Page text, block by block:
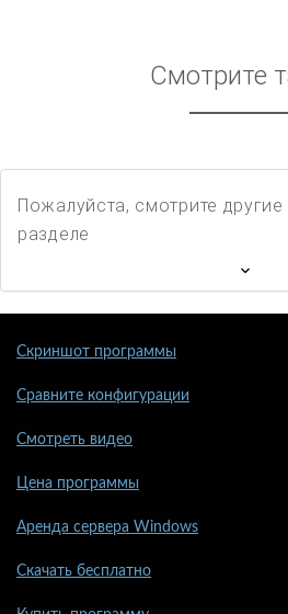
Смотрите
Пожалуйста, смотрите
разделе
Скриншот программы
Сравните конфигурации
Смотреть видео
Цена программы
Аренда сервера Windows
Скачать бесплатно